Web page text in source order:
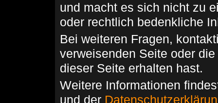
und macht es sich nicht zu
oder rechtlich bedenkliche
Bei weiteren Fragen,
verweisenden Seite oder
dieser Seite erhalten hast.
Weitere Informationen
und der